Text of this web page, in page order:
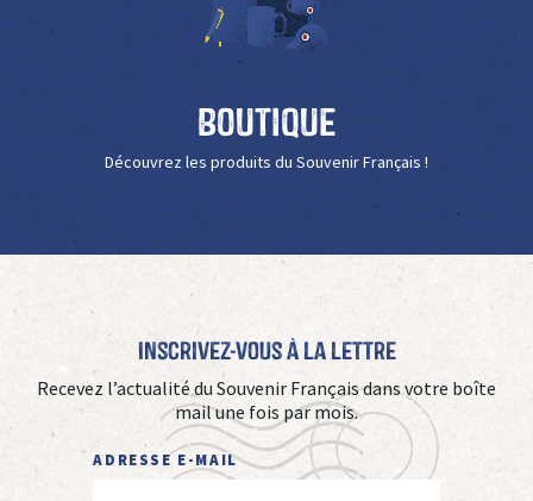
Boutique
Découvrez les produits du Souvenir Français !
Inscrivez-vous à La Lettre
Recevez l’actualité du Souvenir Français dans votre boîte
mail une fois par mois.
ADRESSE E-MAIL